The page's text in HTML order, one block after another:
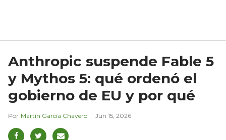
Anthropic suspende Fable 5
y Mythos 5: qué ordenó el
gobierno de EU y por qué
Martín García Chavero Jun 15, 2026